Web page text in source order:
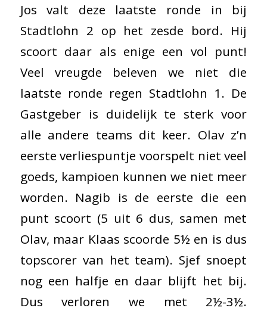
Jos valt deze laatste ronde in bij
Stadtlohn 2 op het zesde bord. Hij
scoort daar als enige een vol punt!
Veel vreugde beleven we niet die
laatste ronde regen Stadtlohn 1. De
Gastgeber is duidelijk te sterk voor
alle andere teams dit keer. Olav z’n
eerste verliespuntje voorspelt niet veel
goeds, kampioen kunnen we niet meer
worden. Nagib is de eerste die een
punt scoort (5 uit 6 dus, samen met
Olav, maar Klaas scoorde 5½ en is dus
topscorer van het team). Sjef snoept
nog een halfje en daar blijft het bij.
Dus verloren we met 2½-3½.